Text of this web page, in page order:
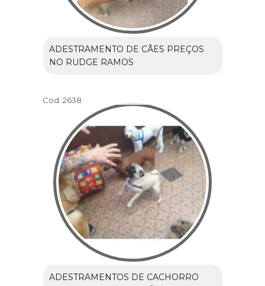
ADESTRAMENTO DE CÃES PREÇOS
NO RUDGE RAMOS
Cod.:2638
ADESTRAMENTOS DE CACHORRO